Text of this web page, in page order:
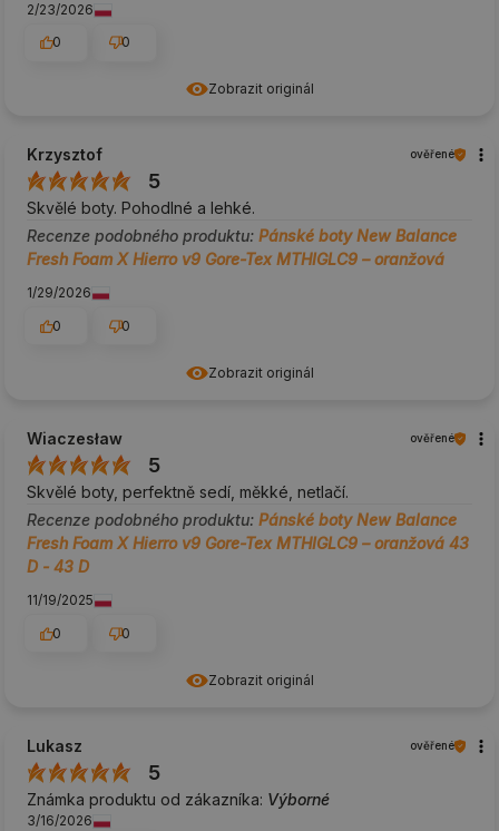
Zobrazit originál
2/23/2026
0
0
Zobrazit originál
Krzysztof ověřené
5
Skvělé boty. Pohodlné a lehké.
Recenze podobného produktu: Pánské boty New Balance
Fresh Foam X Hierro v9 Gore-Tex MTHIGLC9 – oranžová
1/29/2026
0
0
Zobrazit originál
Wiaczesław ověřené
5
Skvělé boty, perfektně sedí, měkké, netlačí.
Recenze podobného produktu: Pánské boty New Balance
Fresh Foam X Hierro v9 Gore-Tex MTHIGLC9 – oranžová 43
D - 43 D
11/19/2025
0
0
Lukasz ověřené
5
Známka produktu od zákazníka: Výborné
3/16/2026